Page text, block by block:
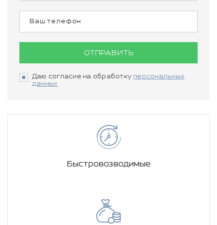
ОТПРАВИТЬ
Даю согласие на обработку персональных
данных
Быстровозводимые